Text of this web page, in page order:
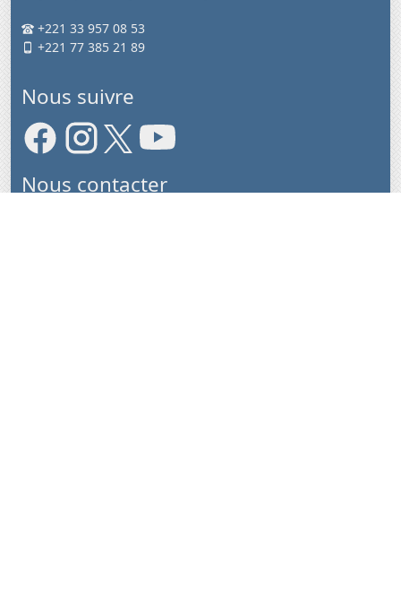
+221 33 957 08 53
+221 77 385 21 89
Nous suivre
Nous contacter